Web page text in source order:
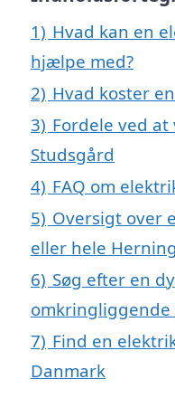
1) Hvad kan en
hjælpe med?
2) Hvad koster
3) Fordele ved
Studsgård
4) FAQ om
5) Oversigt over
eller hele
6) Søg efter en
omkringliggende
7) Find en
Danmark